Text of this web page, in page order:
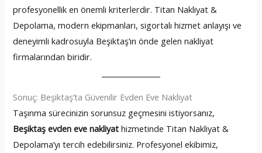
profesyonellik en önemli kriterlerdir. Titan Nakliyat &
Depolama, modern ekipmanları, sigortalı hizmet anlayışı ve
deneyimli kadrosuyla Beşiktaş’ın önde gelen nakliyat
firmalarından biridir.
Sonuç: Beşiktaş’ta Güvenilir Evden Eve Nakliyat
Taşınma sürecinizin sorunsuz geçmesini istiyorsanız,
Beşiktaş evden eve nakliyat hizmetinde Titan Nakliyat &
Depolama’yı tercih edebilirsiniz. Profesyonel ekibimiz,